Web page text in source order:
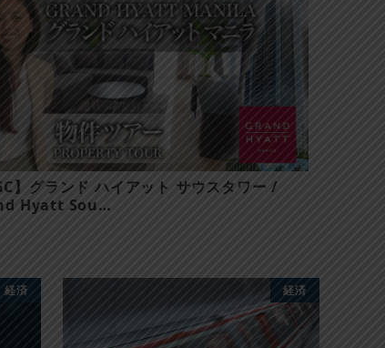
】グランド ハイアット サウスタワー /
Hyatt Sou…
経済 経済